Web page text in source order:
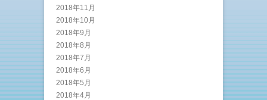
2018年11月
2018年10月
2018年9月
2018年8月
2018年7月
2018年6月
2018年5月
2018年4月